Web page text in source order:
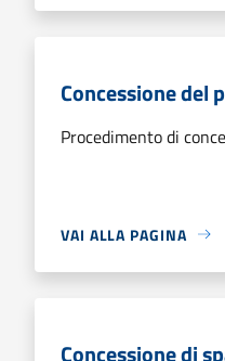
Concessione del
Procedimento di
VAI ALLA PAGINA
Concessione di